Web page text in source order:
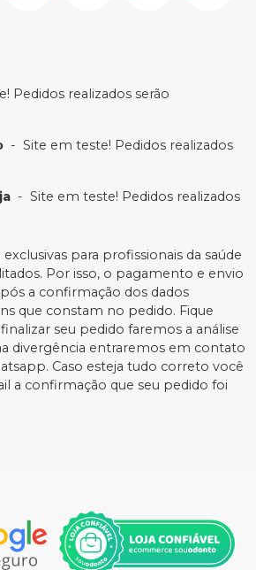
Pedidos realizados serão
- Site em teste! Pedidos realizados
- Site em teste! Pedidos realizados
exclusivas para profissionais da saúde
Por isso, o pagamento e envio
a confirmação dos dados
que constam no pedido. Fique
seu pedido faremos a análise
divergência entraremos em contato
Caso esteja tudo correto você
a confirmação que seu pedido foi